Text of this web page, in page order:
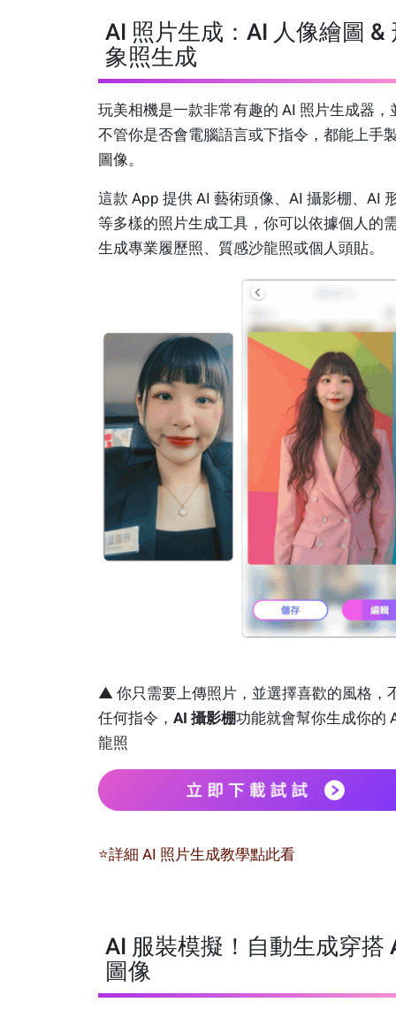
AI 照片生成：AI 人像繪圖 &
象照生成
玩美相機是一款非常有趣的 AI 照片生成器，
不管你是否會電腦語言或下指令，都能上手
圖像。
這款 App 提供 AI 藝術頭像、AI 攝影棚、AI
等多樣的照片生成工具，你可以依據個人的
生成專業履歷照、質感沙龍照或個人頭貼。
▲ 你只需要上傳照片，並選擇喜歡的風格，
任何指令， AI 攝影棚功能就會幫你生成你的
龍照
⭐詳細 AI 照片生成教學點此看
AI 服裝模擬！自動生成穿搭
圖像